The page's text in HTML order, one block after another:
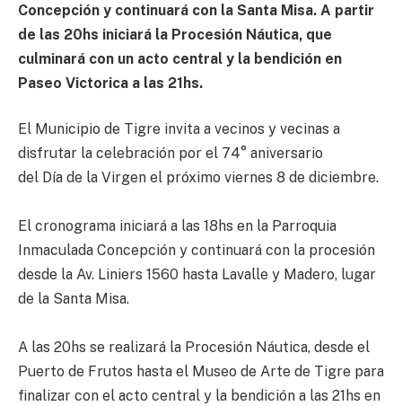
Concepción y continuará con la Santa Misa. A partir
de las 20hs iniciará la Procesión Náutica, que
culminará con un acto central y la bendición en
Paseo Victorica a las 21hs.
El Municipio de Tigre invita a vecinos y vecinas a
disfrutar la celebración por el 74° aniversario
del Día de la Virgen el próximo viernes 8 de diciembre.
El cronograma iniciará a las 18hs en la Parroquia
Inmaculada Concepción y continuará con la procesión
desde la Av. Liniers 1560 hasta Lavalle y Madero, lugar
de la Santa Misa.
A las 20hs se realizará la Procesión Náutica, desde el
Puerto de Frutos hasta el Museo de Arte de Tigre para
finalizar con el acto central y la bendición a las 21hs en